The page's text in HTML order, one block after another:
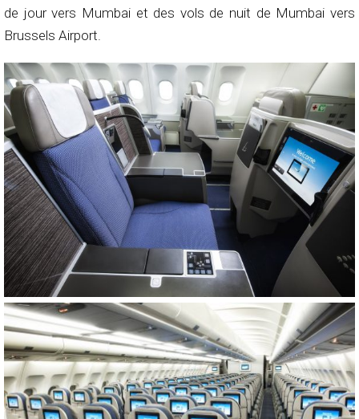
de jour vers Mumbai et des vols de nuit de Mumbai vers
Brussels Airport.